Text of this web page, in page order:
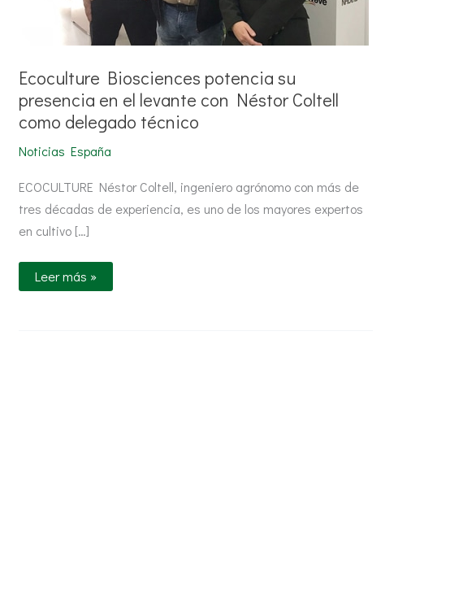
Ecoculture Biosciences potencia su
presencia en el levante con Néstor Coltell
como delegado técnico
Noticias España
ECOCULTURE Néstor Coltell, ingeniero agrónomo con más de
tres décadas de experiencia, es uno de los mayores expertos
en cultivo […]
Leer más »